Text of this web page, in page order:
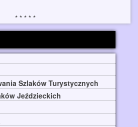
Szlaków Turystycznych
Jeździeckich